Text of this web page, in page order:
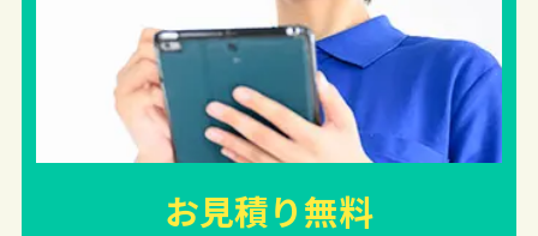
お見積り無料